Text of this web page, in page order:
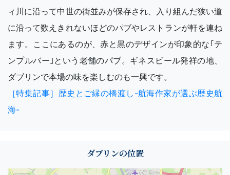
ィ川に沿って中世の街並みが保存され、入り組んだ狭い道
に沿って数えきれないほどのパブやレストランが軒を連ね
ます。ここにあるのが、赤と黒のデザインが印象的な｢テ
ンプルバー｣という老舗のパブ。ギネスビール発祥の地、
ダブリンで本場の味を楽しむのも一興です。
［特集記事］歴史とご縁の橋渡し-航海作家が選ぶ歴史航
海-
ダブリンの位置